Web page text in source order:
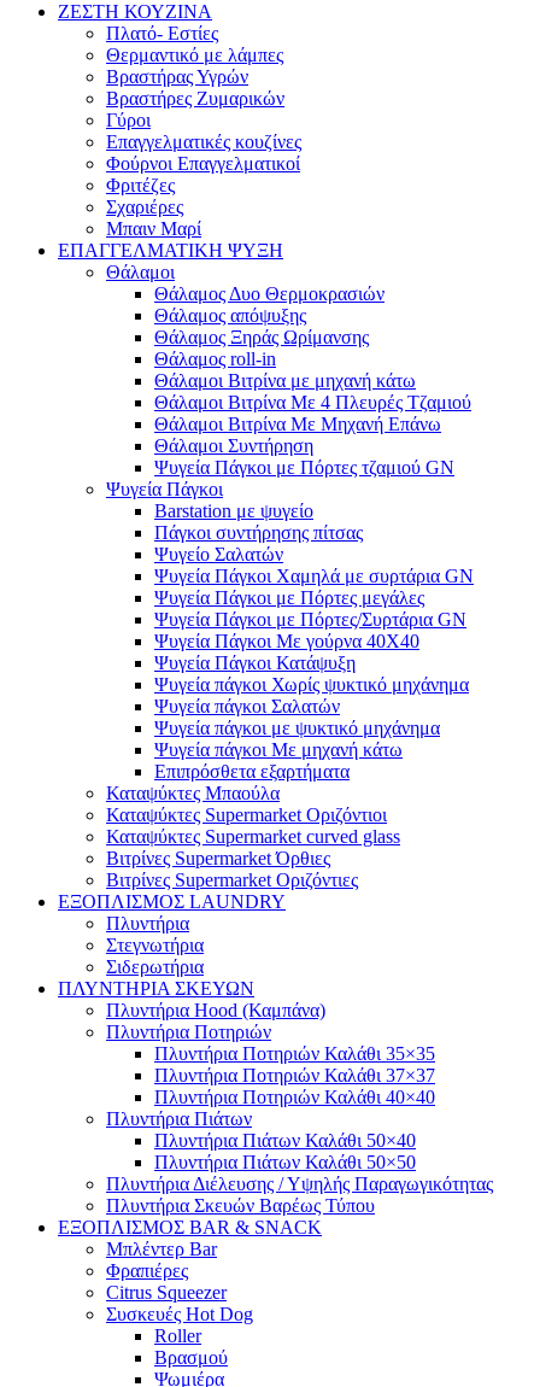
ΖΕΣΤΗ ΚΟΥΖΙΝΑ
Πλατό- Εστίες
Θερμαντικό με λάμπες
Βραστήρας Υγρών
Βραστήρες Ζυμαρικών
Γύροι
Επαγγελματικές κουζίνες
Φούρνοι Επαγγελματικοί
Φριτέζες
Σχαριέρες
Μπαιν Μαρί
ΕΠΑΓΓΕΛΜΑΤΙΚΗ ΨΥΞΗ
Θάλαμοι
Θάλαμος Δυο Θερμοκρασιών
Θάλαμος απόψυξης
Θάλαμος Ξηράς Ωρίμανσης
Θάλαμος roll-in
Θάλαμοι Βιτρίνα με μηχανή κάτω
Θάλαμοι Βιτρίνα Με 4 Πλευρές Τζαμιού
Θάλαμοι Βιτρίνα Με Μηχανή Επάνω
Θάλαμοι Συντήρηση
Ψυγεία Πάγκοι με Πόρτες τζαμιού GN
Ψυγεία Πάγκοι
Barstation με ψυγείο
Πάγκοι συντήρησης πίτσας
Ψυγείο Σαλατών
Ψυγεία Πάγκοι Χαμηλά με συρτάρια GN
Ψυγεία Πάγκοι με Πόρτες μεγάλες
Ψυγεία Πάγκοι με Πόρτες/Συρτάρια GN
Ψυγεία Πάγκοι Με γούρνα 40Χ40
Ψυγεία Πάγκοι Κατάψυξη
Ψυγεία πάγκοι Χωρίς ψυκτικό μηχάνημα
Ψυγεία πάγκοι Σαλατών
Ψυγεία πάγκοι με ψυκτικό μηχάνημα
Ψυγεία πάγκοι Με μηχανή κάτω
Επιπρόσθετα εξαρτήματα
Καταψύκτες Μπαούλα
Καταψύκτες Supermarket Οριζόντιοι
Καταψύκτες Supermarket curved glass
Βιτρίνες Supermarket Όρθιες
Βιτρίνες Supermarket Οριζόντιες
ΕΞΟΠΛΙΣΜΟΣ LAUNDRY
Πλυντήρια
Στεγνωτήρια
Σιδερωτήρια
ΠΛΥΝΤΗΡΙΑ ΣΚΕΥΩΝ
Πλυντήρια Hood (Καμπάνα)
Πλυντήρια Ποτηριών
Πλυντήρια Ποτηριών Καλάθι 35×35
Πλυντήρια Ποτηριών Καλάθι 37×37
Πλυντήρια Ποτηριών Καλάθι 40×40
Πλυντήρια Πιάτων
Πλυντήρια Πιάτων Καλάθι 50×40
Πλυντήρια Πιάτων Καλάθι 50×50
Πλυντήρια Διέλευσης / Υψηλής Παραγωγικότητας
Πλυντήρια Σκευών Βαρέως Τύπου
ΕΞΟΠΛΙΣΜΟΣ BAR & SNACK
Μπλέντερ Bar
Φραπιέρες
Citrus Squeezer
Συσκευές Hot Dog
Roller
Βρασμού
Ψωμιέρα